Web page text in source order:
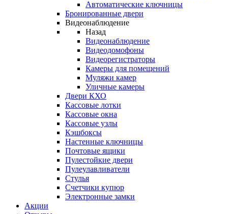
Автоматические ключницы
Бронированные двери
Видеонаблюдение
Назад
Видеонаблюдение
Видеодомофоны
Видеорегистраторы
Камеры для помещений
Муляжи камер
Уличные камеры
Двери КХО
Кассовые лотки
Кассовые окна
Кассовые узлы
Кэшбоксы
Настенные ключницы
Почтовые ящики
Пулестойкие двери
Пулеулавливатели
Стулья
Счетчики купюр
Электронные замки
Акции